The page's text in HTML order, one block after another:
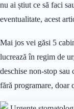
nu ai știut ce să faci
eventualitate, acest
Mai jos vei găsi 5
lucrează în regim de
deschise non-stop
fără programare, doar